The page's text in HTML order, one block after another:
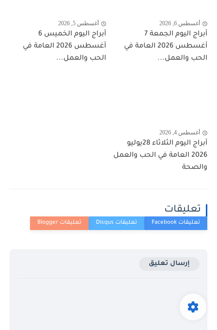
أغسطس 6, 2026
أبراج اليوم الجمعة 7
أغسطس 2026 العامة في
الحب والعمل...
أغسطس 5, 2026
أبراج اليوم الخميس 6
أغسطس 2026 العامة في
الحب والعمل...
أغسطس 4, 2026
أبراج اليوم الثلاثاء 28يوليو
2026 العامة في الحب والعمل
والصحة
تعليقات
إرسال تعليق